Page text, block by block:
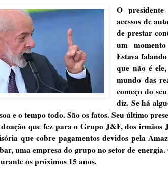
O
acessos de
de prestar
um
Estava
que não é
mundo das
começo do
diz. Se há
e o tempo todo. São os fatos. Seu último
que fez para o Grupo J&F, dos irmãos
que cobre pagamentos devidos pela
uma empresa do grupo no setor de
os próximos 15 anos.